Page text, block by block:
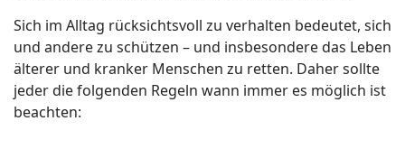
Sich im Alltag rücksichtsvoll zu verhalten bedeutet, sich
und andere zu schützen – und insbesondere das Leben
älterer und kranker Menschen zu retten. Daher sollte
jeder die folgenden Regeln wann immer es möglich ist
beachten: